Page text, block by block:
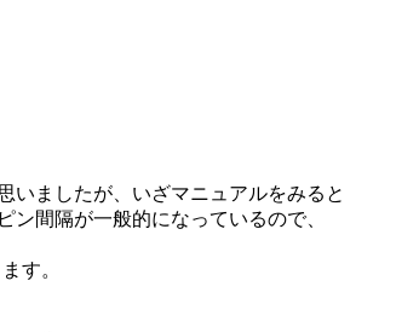
いましたが、いざマニュアルをみると
ン間隔が一般的になっているので、
す。